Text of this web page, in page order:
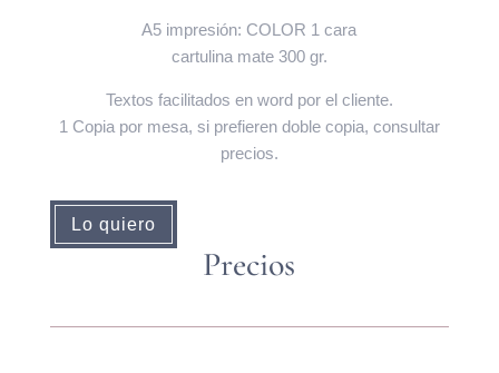
A5 impresión: COLOR 1 cara
cartulina mate 300 gr.
Textos facilitados en word por el cliente.
1 Copia por mesa, si prefieren doble copia, consultar
precios.
Lo quiero
Precios